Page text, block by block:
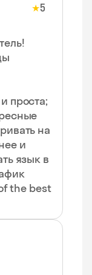
★5
проста;
на
и
язык в
the best